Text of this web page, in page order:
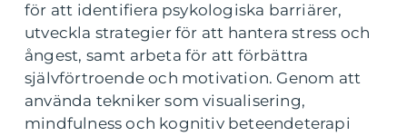
för att identifiera psykologiska barriärer,
utveckla strategier för att hantera stress och
ångest, samt arbeta för att förbättra
självförtroende och motivation. Genom att
använda tekniker som visualisering,
mindfulness och kognitiv beteendeterapi